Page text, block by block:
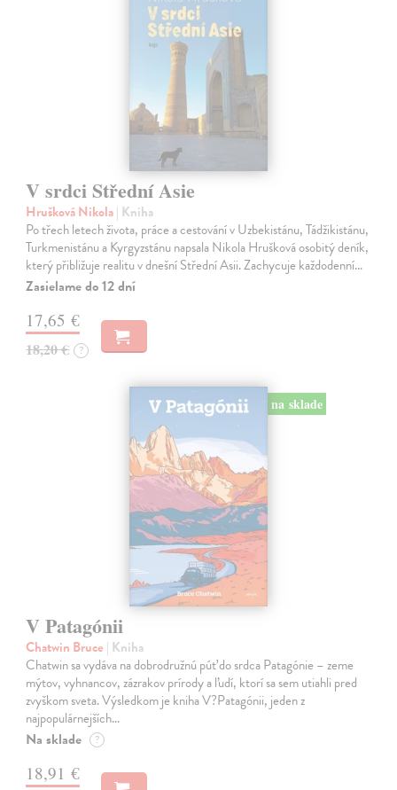
V srdci Střední Asie
Hrušková Nikola| Kniha
Po třech letech života, práce a cestování v Uzbekistánu, Tádžikistánu,
Turkmenistánu a Kyrgyzstánu napsala Nikola Hrušková osobitý deník,
který přibližuje realitu v dnešní Střední Asii. Zachycuje každodenní…
Zasielame do 12 dní
17,65 €
18,20 € ?
na sklade
V Patagónii
Chatwin Bruce | Kniha
Chatwin sa vydáva na dobrodružnú púť do srdca Patagónie – zeme
mýtov, vyhnancov, zázrakov prírody a ľudí, ktorí sa sem utiahli pred
zvyškom sveta. Výsledkom je kniha V?Patagónii, jeden z
najpopulárnejších…
Na sklade ?
18,91 €